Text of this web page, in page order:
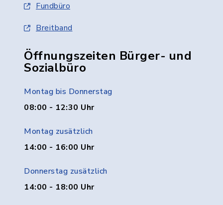
Fundbüro
Breitband
Öffnungszeiten Bürger- und
Sozialbüro
Montag bis Donnerstag
08:00 - 12:30 Uhr
Montag zusätzlich
14:00 - 16:00 Uhr
Donnerstag zusätzlich
14:00 - 18:00 Uhr